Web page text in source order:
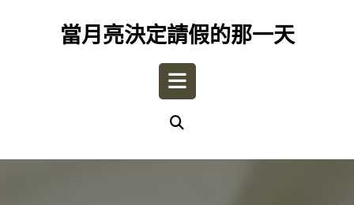
當月亮決定請假的那一天
Open